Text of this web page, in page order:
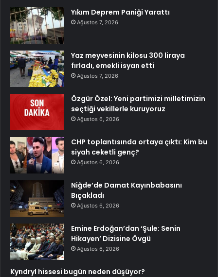
Yıkım Deprem Paniği Yarattı
Ağustos 7, 2026
Yaz meyvesinin kilosu 300 liraya
fırladı, emekli isyan etti
Ağustos 7, 2026
Özgür Özel: Yeni partimizi milletimizin
seçtiği vekillerle kuruyoruz
Ağustos 6, 2026
CHP toplantısında ortaya çıktı: Kim bu
siyah ceketli genç?
Ağustos 6, 2026
Niğde’de Damat Kayınbabasını
Bıçakladı
Ağustos 6, 2026
Emine Erdoğan’dan ‘Şule: Senin
Hikayen’ Dizisine Övgü
Ağustos 6, 2026
Kyndryl hissesi bugün neden düşüyor?